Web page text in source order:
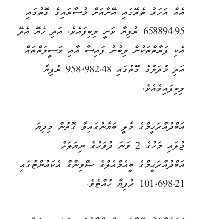
އެއް އަހަރު ތެރޭގައި އޭނާއަށް މުސާރައިގެ ގޮތުގައި
658894.95 ރުފިޔާ ވަނީ ލިބިފައެވެ. އަދި ހެޔޮ އެދޭ
އެކި ފަރާތްތަކުން ލިބުނު ފައިސާ އާއި ވަސީލަތްތައް
އަދި މުދަލުގެ ގޮތުގައި 958،982.48 ރުފިޔާ
ލިބިފައިވެއެވެ.
އަބްދުއްރަހީމްގެ މާލީ ބަޔާނުގައިވާ ގޮތުން މިދިޔަ
ޖުލައި މަހުގެ 2 ވަނަ ދުވަހުގެ ނިޔަލަށް
އަބްދުއްރަޙީމްގެ ބީއެމްއެލްގެ ސޭވިންގް އެކައުންޓުގައި
101،698.21 ރުފިޔާ ހުއްޓެވެ.